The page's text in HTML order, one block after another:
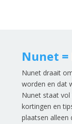
Nunet =
Nunet draait
worden en dat
Nunet staat
kortingen en
plaatsen alleen